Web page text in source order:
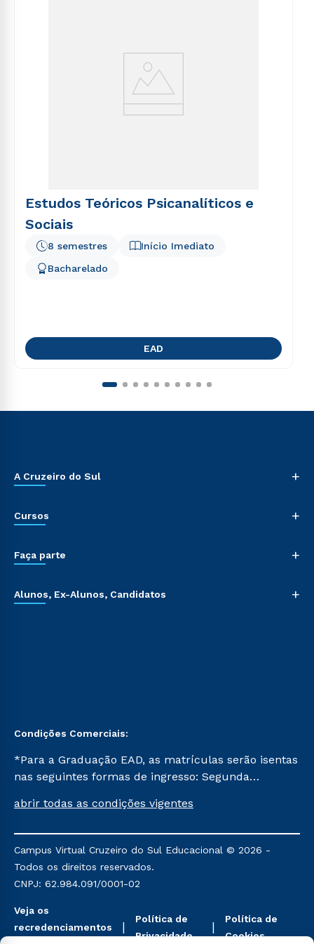
Estudos Teóricos Psicanalíticos e
Sociais
Início Imediato
8 semestres
Bacharelado
EAD
A Cruzeiro do Sul +
Cursos +
Faça parte +
Alunos, Ex-Alunos, Candidatos +
Condições Comerciais:
*Para a Graduação EAD, as matrículas serão isentas
nas seguintes formas de ingresso: Segunda
Já para as demais, a taxa de matrícula será de R$
mencionadas são referentes aos cursos: Ensino
Religioso, Geografia para a Docência e Metodologia
do Ensino de História: Questões Atuais.
abrir todas as condições vigentes
Campus Virtual Cruzeiro do Sul Educacional © 2026 -
Todos os direitos reservados.
CNPJ: 62.984.091/0001-02
Veja os
recredenciamentos
Política de
Privacidade
Política de
Cookies